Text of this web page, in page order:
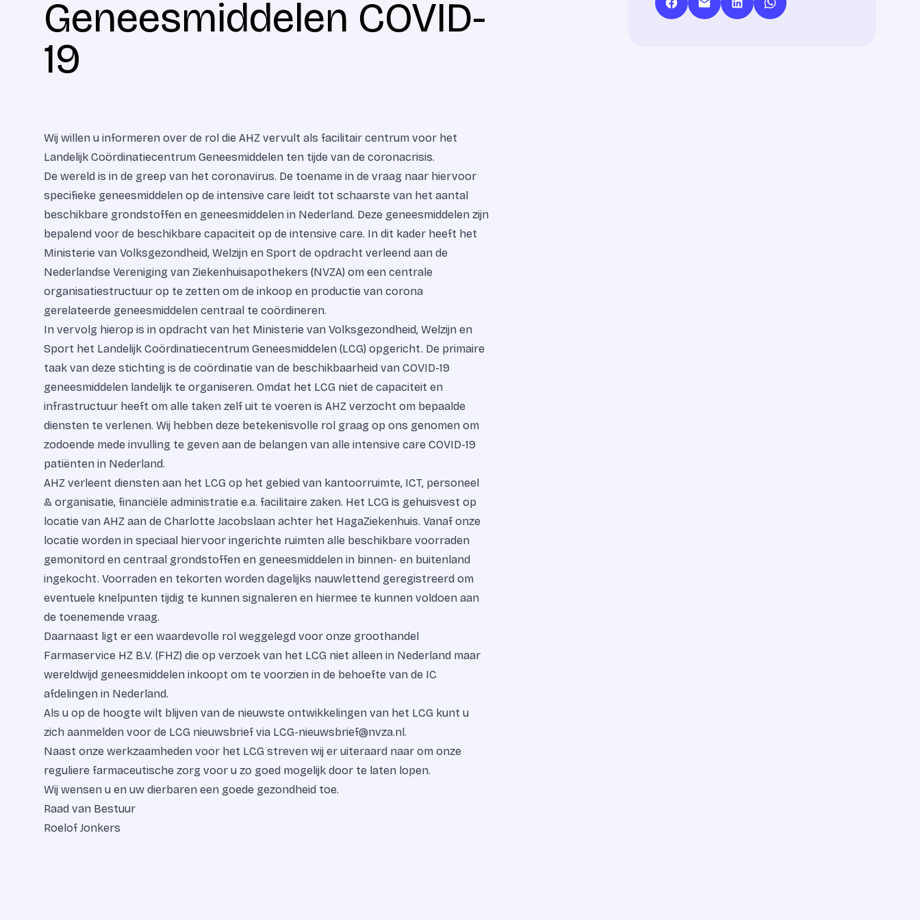
Geneesmiddelen COVID-
19
Wij willen u informeren over de rol die AHZ vervult als facilitair centrum voor het
Landelijk Coördinatiecentrum Geneesmiddelen ten tijde van de coronacrisis.
De wereld is in de greep van het coronavirus. De toename in de vraag naar hiervoor
specifieke geneesmiddelen op de intensive care leidt tot schaarste van het aantal
beschikbare grondstoffen en geneesmiddelen in Nederland. Deze geneesmiddelen zijn
bepalend voor de beschikbare capaciteit op de intensive care. In dit kader heeft het
Ministerie van Volksgezondheid, Welzijn en Sport de opdracht verleend aan de
Nederlandse Vereniging van Ziekenhuisapothekers (NVZA) om een centrale
organisatiestructuur op te zetten om de inkoop en productie van corona
gerelateerde geneesmiddelen centraal te coördineren.
In vervolg hierop is in opdracht van het Ministerie van Volksgezondheid, Welzijn en
Sport het Landelijk Coördinatiecentrum Geneesmiddelen (LCG) opgericht. De primaire
taak van deze stichting is de coördinatie van de beschikbaarheid van COVID-19
geneesmiddelen landelijk te organiseren. Omdat het LCG niet de capaciteit en
infrastructuur heeft om alle taken zelf uit te voeren is AHZ verzocht om bepaalde
diensten te verlenen. Wij hebben deze betekenisvolle rol graag op ons genomen om
zodoende mede invulling te geven aan de belangen van alle intensive care COVID-19
patiënten in Nederland.
AHZ verleent diensten aan het LCG op het gebied van kantoorruimte, ICT, personeel
& organisatie, financiële administratie e.a. facilitaire zaken. Het LCG is gehuisvest op
locatie van AHZ aan de Charlotte Jacobslaan achter het HagaZiekenhuis. Vanaf onze
locatie worden in speciaal hiervoor ingerichte ruimten alle beschikbare voorraden
gemonitord en centraal grondstoffen en geneesmiddelen in binnen- en buitenland
ingekocht. Voorraden en tekorten worden dagelijks nauwlettend geregistreerd om
eventuele knelpunten tijdig te kunnen signaleren en hiermee te kunnen voldoen aan
de toenemende vraag.
Daarnaast ligt er een waardevolle rol weggelegd voor onze groothandel
Farmaservice HZ B.V. (FHZ) die op verzoek van het LCG niet alleen in Nederland maar
wereldwijd geneesmiddelen inkoopt om te voorzien in de behoefte van de IC
afdelingen in Nederland.
Als u op de hoogte wilt blijven van de nieuwste ontwikkelingen van het LCG kunt u
zich aanmelden voor de LCG nieuwsbrief via LCG-nieuwsbrief@nvza.nl.
Naast onze werkzaamheden voor het LCG streven wij er uiteraard naar om onze
reguliere farmaceutische zorg voor u zo goed mogelijk door te laten lopen.
Wij wensen u en uw dierbaren een goede gezondheid toe.
Raad van Bestuur
Roelof Jonkers